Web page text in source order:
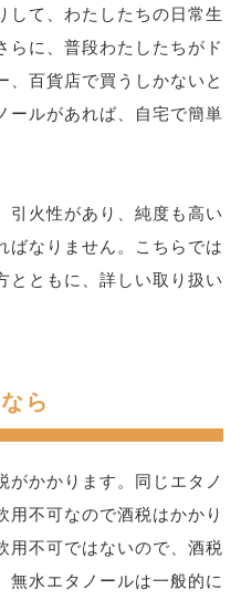
して、わたしたちの日常生
らに、普段わたしたちがド
、百貨店で買うしかないと
ールがあれば、自宅で簡単
引火性があり、純度も高い
ばなりません。こちらでは
とともに、詳しい取り扱い
ら
かかります。同じエタノ
用不可なので酒税はかかり
用不可ではないので、酒税
無水エタノールは一般的に